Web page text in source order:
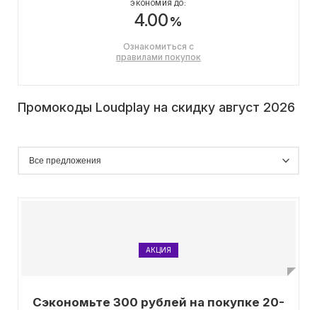
ЭКОНОМИЯ ДО:
4.00%
Ознакомиться с
правилами покупок
Промокоды Loudplay на скидку август 2026
АКЦИЯ
Сэкономьте 300 рублей на покупке 20-